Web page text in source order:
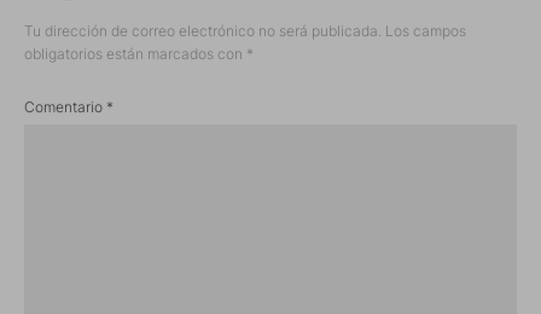
Tu dirección de correo electrónico no será publicada. Los campos
obligatorios están marcados con *
Comentario *